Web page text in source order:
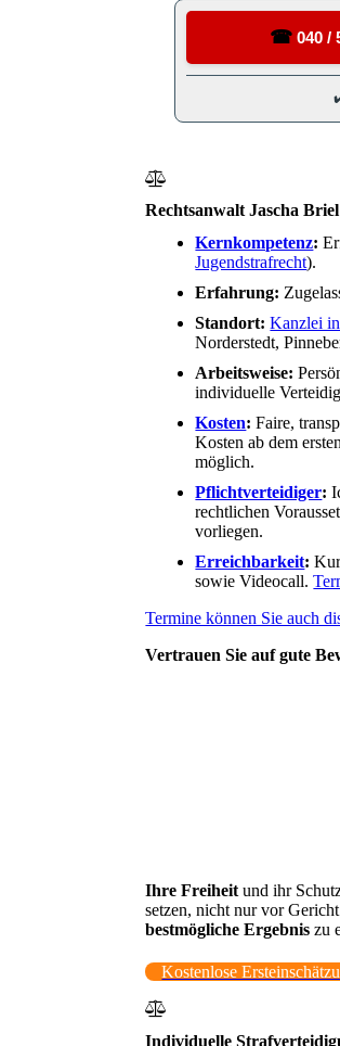
Rechtsanwalt Jascha
Kernkompetenz:
Jugendstrafrecht).
Erfahrung:
Standort: Kanzlei
Norderstedt,
Arbeitsweise:
individuelle
Kosten: Faire,
Kosten ab dem
möglich.
Pflichtverteidiger:
rechtlichen
vorliegen.
Erreichbarkeit:
sowie Videocall.
Termine können Sie auch
Vertrauen Sie auf gute
Ihre Freiheit und ihr
setzen, nicht nur vor
bestmögliche Ergebnis zu
Kostenlose
Individuelle